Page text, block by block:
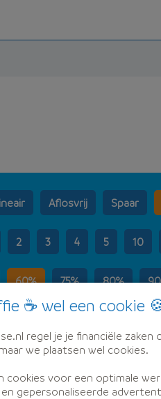
Aflosvrij Spaar
2 3 4 5 10
60% 75% 80%
Aflosvorm
☕ wel een cookie
regel je je financiële zaken
we plaatsen wel cookies.
cookies voor een optimale
gepersonaliseerde